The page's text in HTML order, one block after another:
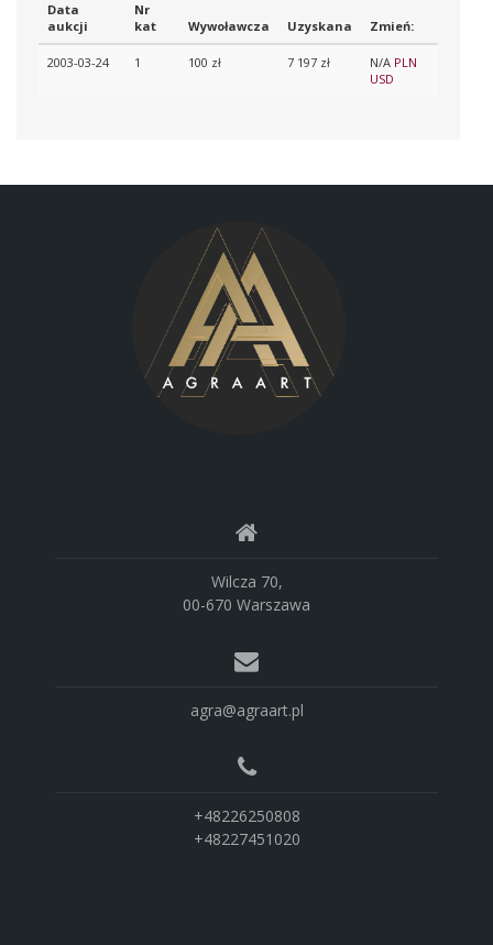
Data
aukcji
Nr
kat
Wywoławcza Uzyskana Zmień:
2003-03-24 1 100 zł 7 197 zł N/A PLN
USD
Wilcza 70,
00-670 Warszawa
agra@agraart.pl
+48226250808
+48227451020